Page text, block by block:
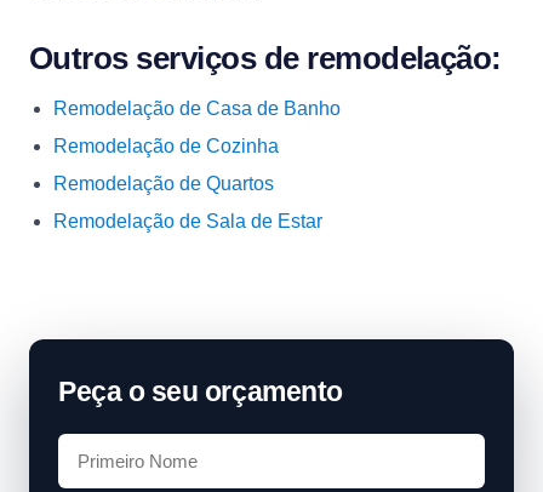
Outros serviços de remodelação:
Remodelação de Casa de Banho
Remodelação de Cozinha
Remodelação de Quartos
Remodelação de Sala de Estar
Peça o seu orçamento